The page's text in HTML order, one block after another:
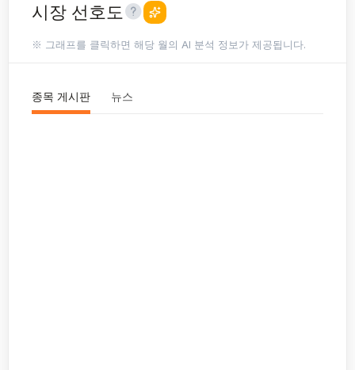
시장 선호도
※ 그래프를 클릭하면 해당 월의 AI 분석 정보가 제공됩니다.
종목 게시판 뉴스